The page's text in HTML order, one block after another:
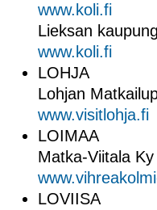
www.koli.fi
Lieksan
www.koli.fi
LOHJA
Lohjan
www.visitlohja.fi
LOIMAA
Matka-Viitala
LOVIISA